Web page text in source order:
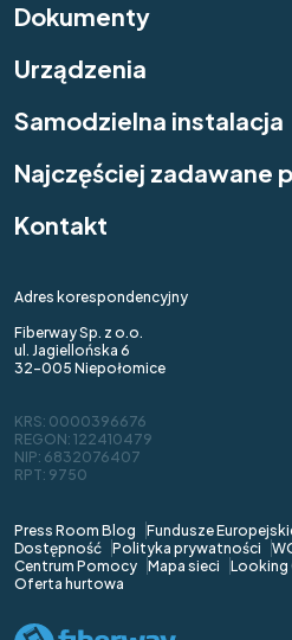
Dokumenty
Urządzenia
Samodzielna instalacja
Najczęściej zadawane
Kontakt
Adres korespondencyjny
Fiberway Sp. z o.o.
ul. Jagiellońska 6
32-005 Niepołomice
KRS: 0000396676
REGON: 122410479
NIP: 6832076407
RPT: 9750
Press Room Blog
Fundusze
Dostępność Polityka prywatności
Centrum Pomocy Mapa sieci Looking
Oferta hurtowa